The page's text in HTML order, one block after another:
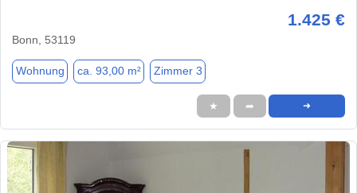
1.425 €
Bonn, 53119
Wohnung ca. 93,00 m² Zimmer 3
★ ➦ ➜